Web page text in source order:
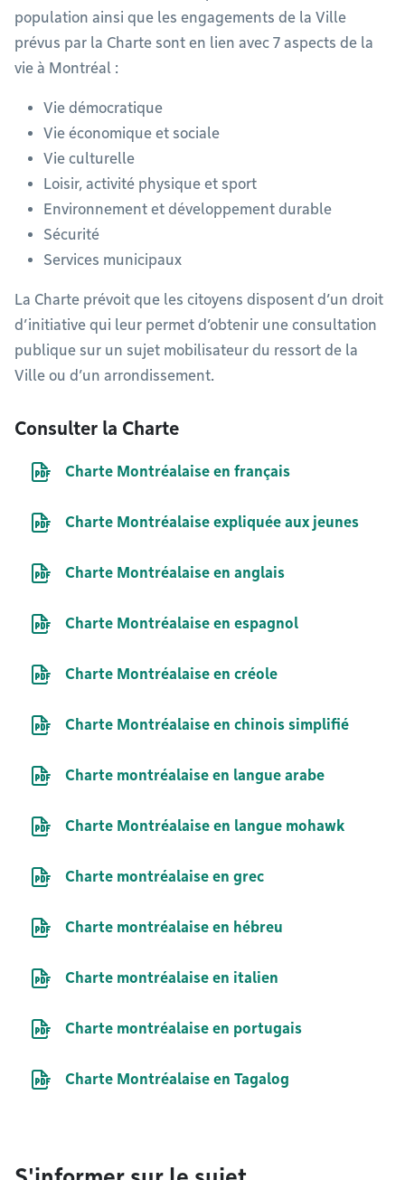
population ainsi que les engagements de la Ville
prévus par la Charte sont en lien avec 7 aspects de la
vie à Montréal :
Vie démocratique
Vie économique et sociale
Vie culturelle
Loisir, activité physique et sport
Environnement et développement durable
Sécurité
Services municipaux
La Charte prévoit que les citoyens disposent d’un droit
d’initiative qui leur permet d’obtenir une consultation
publique sur un sujet mobilisateur du ressort de la
Ville ou d’un arrondissement.
Consulter la Charte
Document PDF
Charte Montréalaise en français
Document PDF
Charte Montréalaise expliquée aux jeunes
Document PDF
Charte Montréalaise en anglais
Document PDF
Charte Montréalaise en espagnol
Document PDF
Charte Montréalaise en créole
Document PDF
Charte Montréalaise en chinois simplifié
Document PDF
Charte montréalaise en langue arabe
Document PDF
Charte Montréalaise en langue mohawk
Document PDF
Charte montréalaise en grec
Document PDF
Charte montréalaise en hébreu
Document PDF
Charte montréalaise en italien
Document PDF
Charte montréalaise en portugais
Document PDF
Charte Montréalaise en Tagalog